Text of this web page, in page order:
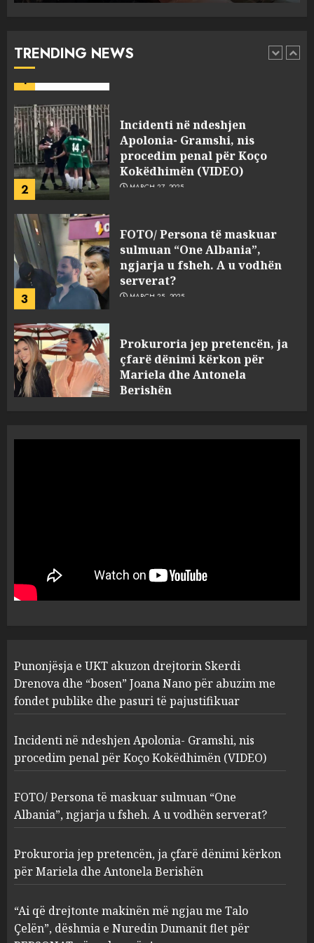
TRENDING NEWS
1
pasuri të pajustifikuar
2
Apolonia- Gramshi, nis
procedim penal për Koço
Kokëdhimën (VIDEO)
MARCH 27, 2025
sulmuan “One Albania”,
ngjarja u fsheh. A u vodhën
serverat?
MARCH 25, 2025
4
çfarë dënimi kërkon për
Mariela dhe Antonela
Berishën
MARCH 25, 2025
1
“bosen” Joana Nano për
abuzim me fondet publike dhe
pasuri të pajustifikuar
2
Apolonia- Gramshi, nis
procedim penal për Koço
Kokëdhimën (VIDEO)
MARCH 27, 2025
3
FOTO/ Persona të maskuar
sulmuan “One Albania”,
ngjarja u fsheh. A u vodhën
serverat?
MARCH 25, 2025
4
Prokuroria jep pretencën, ja
çfarë dënimi kërkon për
Berishën
MARCH 25, 2025
Punonjësja e UKT akuzon drejtorin Skerdi
Drenova dhe “bosen” Joana Nano për abuzim me
fondet publike dhe pasuri të pajustifikuar
Incidenti në ndeshjen Apolonia- Gramshi, nis
procedim penal për Koço Kokëdhimën (VIDEO)
FOTO/ Persona të maskuar sulmuan “One
Albania”, ngjarja u fsheh. A u vodhën serverat?
Prokuroria jep pretencën, ja çfarë dënimi kërkon
për Mariela dhe Antonela Berishën
“Ai që drejtonte makinën më ngjau me Talo
Çelën”, dëshmia e Nuredin Dumanit flet për